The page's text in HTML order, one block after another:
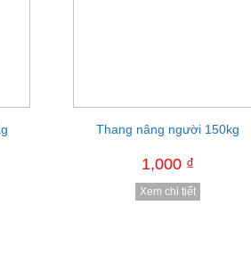
Thang nâng người 150kg
1,000 ₫
Xem chi tiết
Xe nâng di chuyển phuy OPK
1,000 ₫
Xem chi tiết